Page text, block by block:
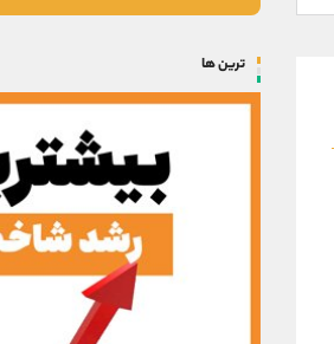
ترین ها